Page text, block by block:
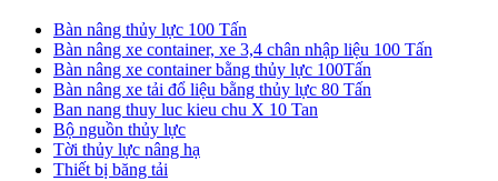
Bàn nâng thủy lực 100 Tấn
Bàn nâng xe container, xe 3,4 chân nhập liệu 100 Tấn
Bàn nâng xe container bằng thủy lực 100Tấn
Bàn nâng xe tải đổ liệu bằng thủy lực 80 Tấn
Ban nang thuy luc kieu chu X 10 Tan
Bộ nguồn thủy lực
Tời thủy lực nâng hạ
Thiết bị băng tải